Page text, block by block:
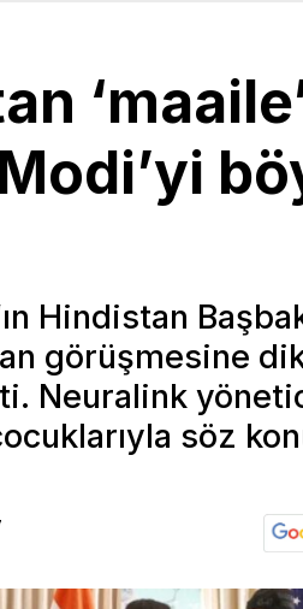
dev teklif
Hindistan
görüşmesine
Neuralink
söz